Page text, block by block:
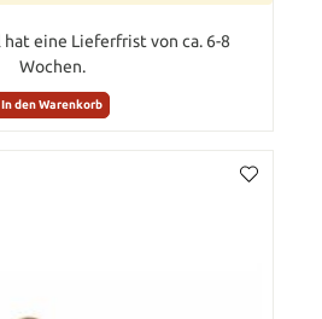
eine Lieferfrist von ca. 6-8
Wochen.
In den Warenkorb